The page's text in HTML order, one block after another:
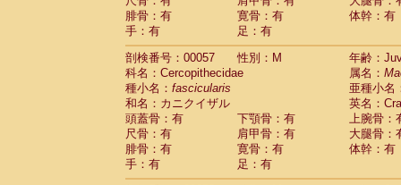
CercopithecidaeCercopithecus
CercopithecidaeCercopithecus
CercopithecidaeCercopithecus diana
CercopithecidaeCercopithecus
Cercopithecidae
Cercopithecus
Cercopithecidae
Cercopithecus mitis
CercopithecidaeCercopithecus mitis
CercopithecidaeCercopithecus mitis
CercopithecidaeCercopithecus mona
CercopithecidaeCercopithecus
CercopithecidaeCercopithecus
腓骨：有
寛骨：有
体幹：有
手：有
足：有
剖検番号：00057
性別：M
年齢：
科名：Cercopithecidae
属名：
種小名： fascicularis
亜種小名
和名：カニクイザル
英名：
頭蓋骨：有
下顎骨：有
上腕骨：
尺骨：有
肩甲骨：有
大腿骨：
腓骨：有
寛骨：有
体幹：有
手：有
足：有